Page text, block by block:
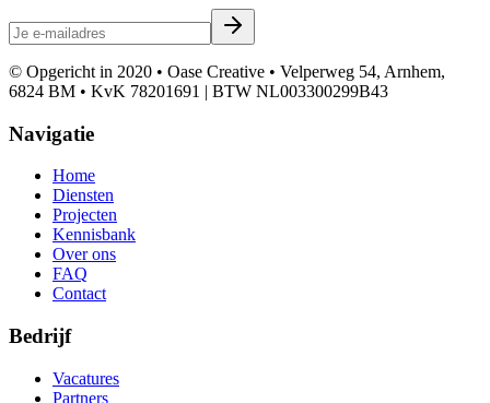
© Opgericht in 2020 • Oase Creative • Velperweg 54, Arnhem,
6824 BM • KvK 78201691 | BTW NL003300299B43
Navigatie
Home
Diensten
Projecten
Kennisbank
Over ons
FAQ
Contact
Bedrijf
Vacatures
Partners